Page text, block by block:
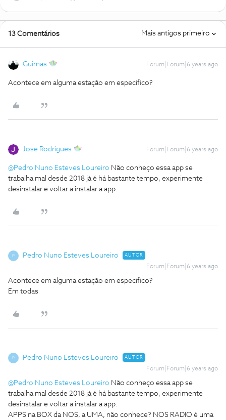
13 Comentários Mais antigos primeiro
Guimas Forum|Forum|6 years ago
Acontece em alguma estação em especifico?
Jose Rodrigues Forum|Forum|6 years ago
@Pedro Nuno Esteves Loureiro Não conheço essa app se
trabalha mal desde 2018 já é há bastante tempo, experimente
desinstalar e voltar a instalar a app.
P Pedro Nuno Esteves Loureiro AUTOR
Forum|Forum|6 years ago
Acontece em alguma estação em especifico?
Em todas
P Pedro Nuno Esteves Loureiro AUTOR
Forum|Forum|6 years ago
@Pedro Nuno Esteves Loureiro Não conheço essa app se
trabalha mal desde 2018 já é há bastante tempo, experimente
desinstalar e voltar a instalar a app.
APPS na BOX da NOS, a UMA, não conhece? NOS RADIO é uma